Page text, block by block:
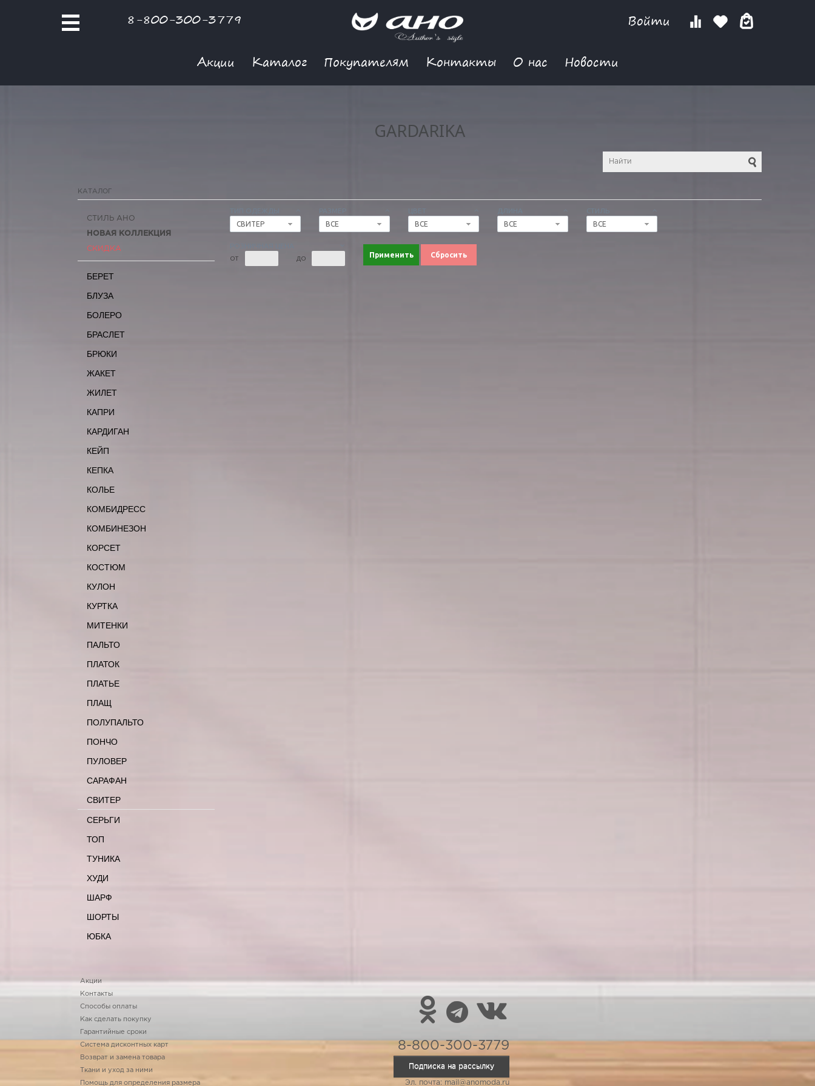
8-800-300-3779 Войти
Акции Каталог Покупателям Контакты О нас Новости
GARDARIKA
КАТАЛОГ
СВИТЕР
ВСЕ
ВСЕ
ВСЕ
СТИЛЬ
ВСЕ
ОТ ДО Применить Сбросить
СТИЛЬ АНО
НОВАЯ КОЛЛЕКЦИЯ
СКИДКА
БЕРЕТ
БЛУЗА
БОЛЕРО
БРАСЛЕТ
БРЮКИ
ЖАКЕТ
ЖИЛЕТ
КАПРИ
КАРДИГАН
КЕЙП
КЕПКА
КОЛЬЕ
КОМБИДРЕСС
КОМБИНЕЗОН
КОРСЕТ
КОСТЮМ
КУЛОН
КУРТКА
МИТЕНКИ
ПАЛЬТО
ПЛАТОК
ПЛАТЬЕ
ПЛАЩ
ПОЛУПАЛЬТО
ПОНЧО
ПУЛОВЕР
САРАФАН
СВИТЕР
СЕРЬГИ
ТОП
ТУНИКА
ХУДИ
ШАРФ
ШОРТЫ
ЮБКА
Акции
Контакты
Способы оплаты
Как сделать покупку
Гарантийные сроки
Система дисконтных карт
Возврат и замена товара
Ткани и уход за ними
Помощь для определения размера
8-800-300-3779
Подписка на рассылку
Эл. почта: mail@anomoda.ru